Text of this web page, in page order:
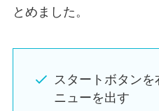
とめました。
スタートボタンを
ニューを出す